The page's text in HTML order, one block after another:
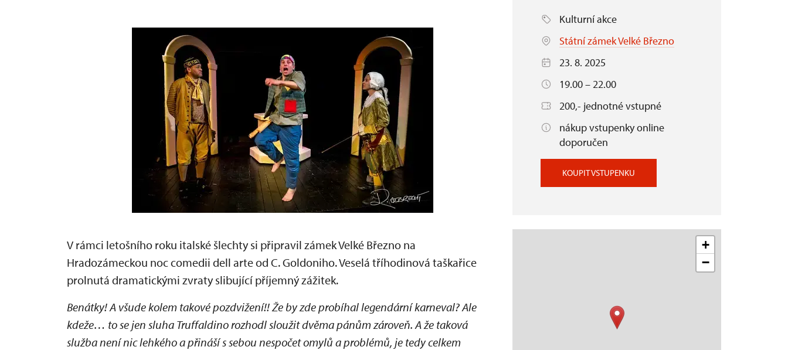
V rámci letošního roku italské šlechty si připravil zámek Velké Březno na
Hradozámeckou noc comedii dell arte od C. Goldoniho. Veselá tříhodinová taškařice
prolnutá dramatickými zvraty slibující příjemný zážitek.
Benátky! A všude kolem takové pozdvižení!! Že by zde probíhal legendární karneval? Ale
kdeže… to se jen sluha Truffaldino rozhodl sloužit dvěma pánům zároveň. A že taková
služba není nic lehkého a přináší s sebou nespočet omylů a problémů, je tedy celkem
Kulturní akce
Státní zámek Velké Březno
23. 8. 2025
19.00 – 22.00
200,- jednotné vstupné
nákup vstupenky online
doporučen
KOUPIT VSTUPENKU
+
−